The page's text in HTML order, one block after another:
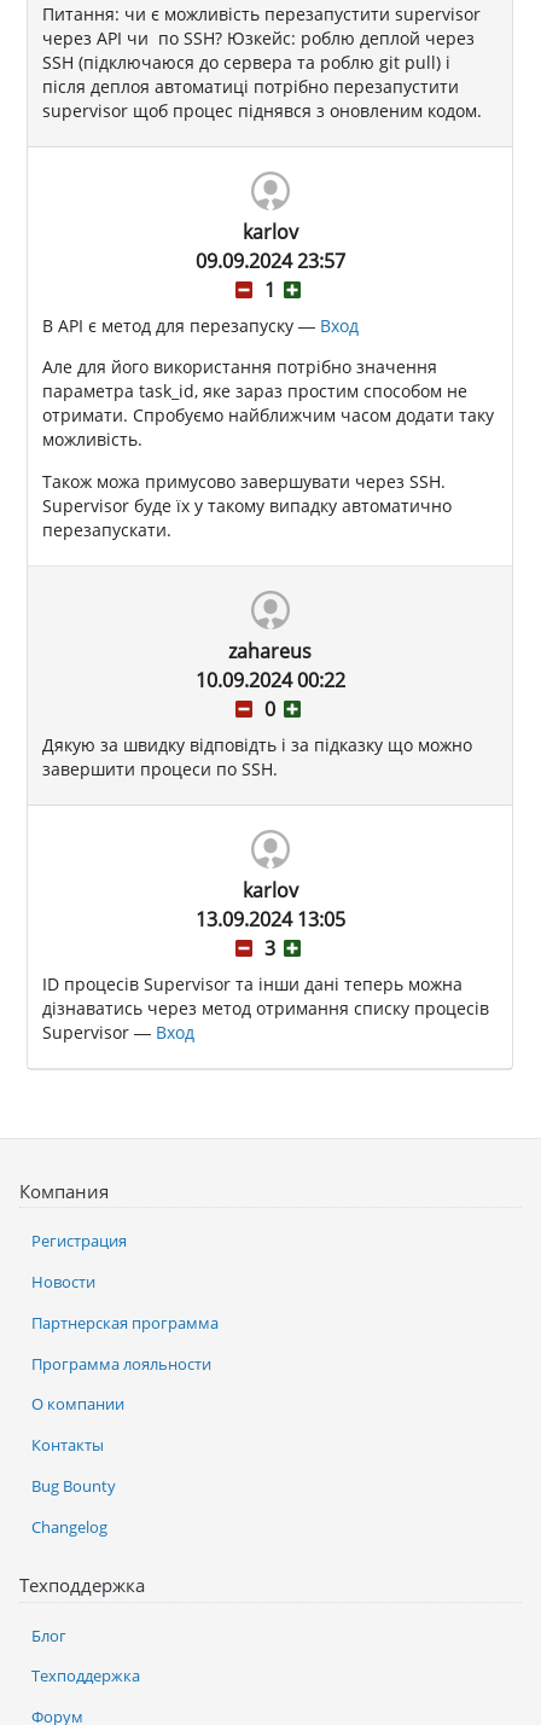
Питання: чи є можливість перезапустити supervisor
через API чи по SSH? Юзкейс: роблю деплой через
SSH (підключаюся до сервера та роблю git pull) і
після деплоя автоматиці потрібно перезапустити
supervisor щоб процес піднявся з оновленим кодом.
karlov
09.09.2024 23:57
1
В API є метод для перезапуску — Вход
Але для його використання потрібно значення
параметра task_id, яке зараз простим способом не
отримати. Спробуємо найближчим часом додати таку
можливість.
Також можа примусово завершувати через SSH.
Supervisor буде їх у такому випадку автоматично
перезапускати.
zahareus
10.09.2024 00:22
0
Дякую за швидку відповідть і за підказку що можно
завершити процеси по SSH.
karlov
13.09.2024 13:05
3
ID процесів Supervisor та інши дані теперь можна
дізнаватись через метод отримання списку процесів
Supervisor — Вход
Компания
Регистрация
Новости
Партнерская программа
Программа лояльности
О компании
Контакты
Bug Bounty
Changelog
Техподдержка
Блог
Техподдержка
Форум